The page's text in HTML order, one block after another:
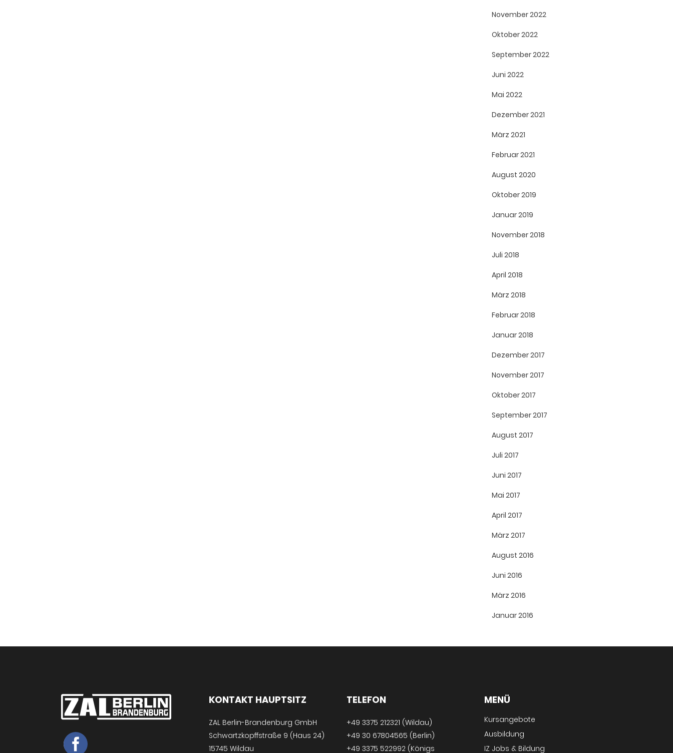
November 2022
Oktober 2022
September 2022
Juni 2022
Mai 2022
Dezember 2021
März 2021
Februar 2021
August 2020
Oktober 2019
Januar 2019
November 2018
Juli 2018
April 2018
März 2018
Februar 2018
Januar 2018
Dezember 2017
November 2017
Oktober 2017
September 2017
August 2017
Juli 2017
Juni 2017
Mai 2017
April 2017
März 2017
August 2016
Juni 2016
März 2016
Januar 2016
KONTAKT HAUPTSITZ
ZAL Berlin-Brandenburg GmbH
Schwartzkopffstraße 9 (Haus 24)
15745 Wildau
TELEFON
+49 3375 212321 (Wildau)
+49 30 67804565 (Berlin)
+49 3375 522992 (Königs
MENÜ
Kursangebote
Ausbildung
IZ Jobs & Bildung